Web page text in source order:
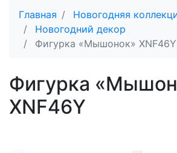
Главная
Новогодняя
Новогодний декор
Фигурка «Мышонок» XNF46Y
Фигурка
XNF46Y